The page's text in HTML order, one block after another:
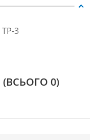
(ВСЬОГО 0)